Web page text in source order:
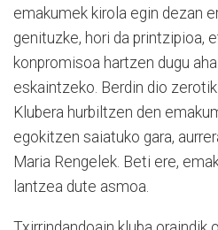
emakumek kirola egin dezan
genituzke, hori da printzipioa,
konpromisoa hartzen dugu
eskaintzeko. Berdin dio zerotik
Klubera hurbiltzen den
egokitzen saiatuko gara,
Maria Rengelek. Beti ere,
lantzea dute asmoa.